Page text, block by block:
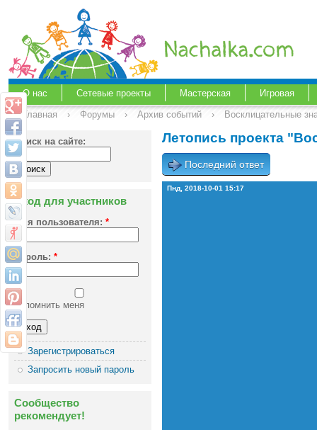
О нас Сетевые проекты Мастерская
Игровая
Главная
› Форумы › Архив событий › Восклицательные
Поиск на сайте:
Вход для участников
Имя пользователя: *
Пароль: *
Запомнить меня
Зарегистрироваться
Запросить новый пароль
Сообщество
рекомендует!
Летопись проекта
Последний ответ
Пнд, 2018-10-01 15:17